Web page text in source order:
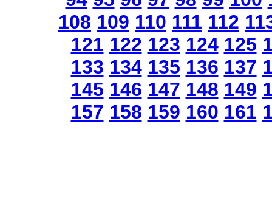
108 109 110 111 112
121 122 123 124 125
133 134 135 136 137
145 146 147 148 149
157 158 159 160 161